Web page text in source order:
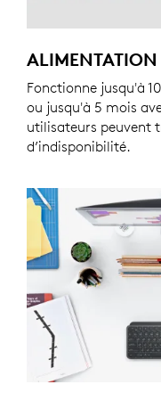
ALIMENTATION
Fonctionne jusqu'à
ou jusqu'à 5 mois
utilisateurs peuvent
d’indisponibilité.